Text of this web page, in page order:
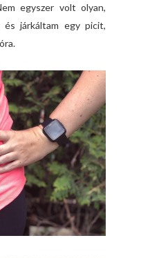
egyszer volt olyan,
járkáltam egy picit,